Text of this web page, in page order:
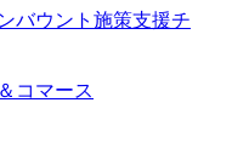
バウント施策支援チ
コマース